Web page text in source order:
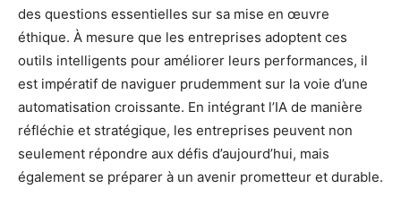
des questions essentielles sur sa mise en œuvre
éthique. À mesure que les entreprises adoptent ces
outils intelligents pour améliorer leurs performances, il
est impératif de naviguer prudemment sur la voie d’une
automatisation croissante. En intégrant l’IA de manière
réfléchie et stratégique, les entreprises peuvent non
seulement répondre aux défis d’aujourd’hui, mais
également se préparer à un avenir prometteur et durable.